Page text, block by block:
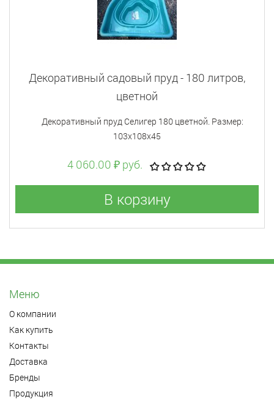
Декоративный садовый пруд - 180 литров,
цветной
Декоративный пруд Селигер 180 цветной. Размер:
103х108х45
4 060.00 ₽ руб.
В корзину
Меню
О компании
Как купить
Контакты
Доставка
Бренды
Продукция